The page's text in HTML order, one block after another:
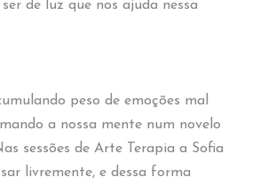
de luz que nos ajuda nessa
peso de emoções mal
a nossa mente num novelo
sessões de Arte Terapia a Sofia
livremente, e dessa forma